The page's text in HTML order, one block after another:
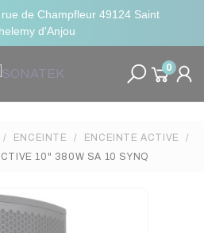
de Champfleur 49124 Saint
d'Anjou
0
ENCEINTE
ENCEINTE ACTIVE
10" 380W SA 10 SYNQ